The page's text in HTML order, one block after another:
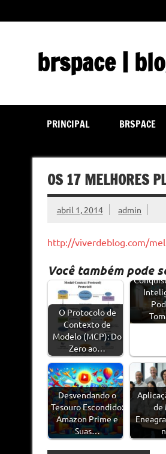
content
brspace |
PRINCIPAL BRSPACE
OS 17 MELHORES
abril 1, 2014 admin
http://viverdeblog.com/
Você também pode
O Protocolo de
Contexto de
Modelo (MCP): Do
Zero ao…
Desvendando o
Tesouro Escondido:
Amazon Prime e
Suas…
de